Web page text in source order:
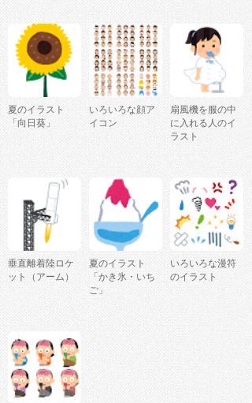
夏のイラスト
「向日葵」
いろいろな顔ア
イコン
扇風機を服の中
に入れる人のイ
ラスト
垂直離着陸ロケ
ット（アーム）
夏のイラスト
「かき氷・いち
ご」
いろいろな漫符
のイラスト